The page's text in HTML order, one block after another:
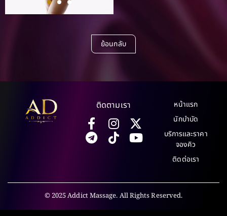
ย้อนกลับ
ติดตามเรา
หน้าแรก
นักบำบัด
บริการและราคา
จองคิว
ติดต่อเรา
© 2025 Addict Massage. All Rights Reserved.